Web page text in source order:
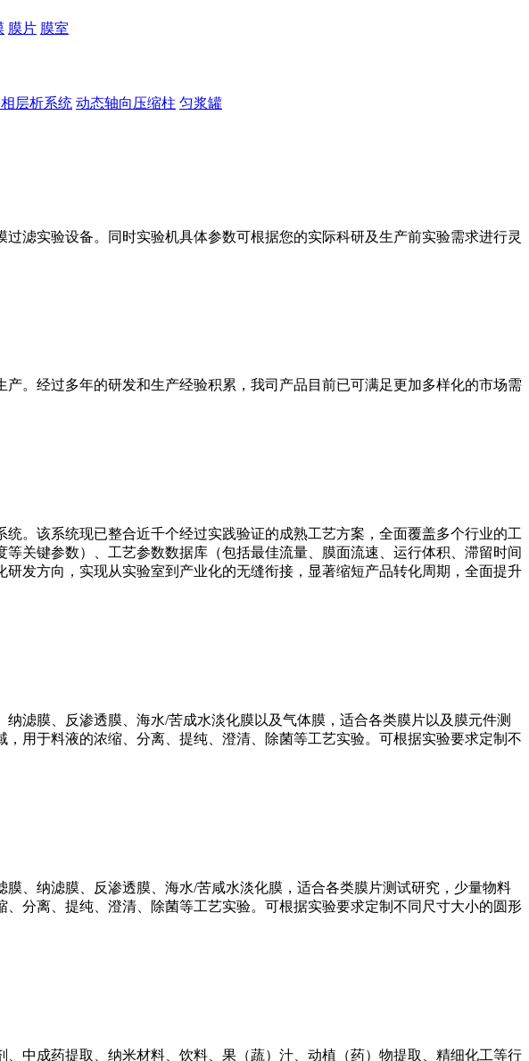
膜片 膜室
层析系统 动态轴向压缩柱 匀浆罐
滤实验设备。同时实验机具体参数可根据您的实际科研及生产前实验需求进行灵
。经过多年的研发和生产经验积累，我司产品目前已可满足更加多样化的市场需
。该系统现已整合近千个经过实践验证的成熟工艺方案，全面覆盖多个行业的工
关键参数）、工艺参数数据库（包括最佳流量、膜面流速、运行体积、滞留时间
发方向，实现从实验室到产业化的无缝衔接，显著缩短产品转化周期，全面提升
滤膜、反渗透膜、海水/苦成水淡化膜以及气体膜，适合各类膜片以及膜元件测
用于料液的浓缩、分离、提纯、澄清、除菌等工艺实验。可根据实验要求定制不
、纳滤膜、反渗透膜、海水/苦咸水淡化膜，适合各类膜片测试研究，少量物料
分离、提纯、澄清、除菌等工艺实验。可根据实验要求定制不同尺寸大小的圆形
中成药提取、纳米材料、饮料、果（蔬）汁、动植（药）物提取、精细化工等行